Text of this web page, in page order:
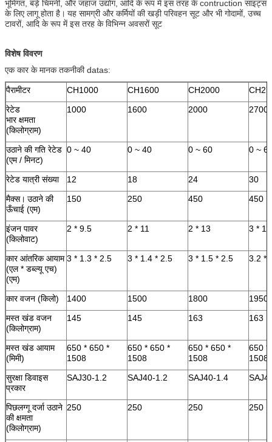
भूमिगत, बड़े चिमनी, और जहाज उद्योग, आदि के रूप में इस तरह के contruction साइट्स
के लिए लागू होता है। यह सामग्री और कर्मियों की खड़ी परिवहन सूट और भी गोदामों, उच्च
टावरों, आदि के रूप में इस तरह के विभिन्न अवसरों सूट
विशेष विवरण
एक कार के मानक तकनीकी datas:
पैरामीटर CH1000 CH1600 CH2000
रेटेड
भार क्षमता
(किलोग्राम)
1000 1600 2000 2700
उठाने की गति रेटेड
(एम / मिनट)
0 ~ 40 0 ~ 40 0 ~ 60 0 ~
रेटेड यात्री संख्या 12 18 24
30
मैक्स। उठाने की
ऊँचाई (एम)
150 250 450 450
इंजन पावर
(किलोवाट)
2 * 9.5 2 * 11 2 * 13 3 *
कार आंतरिक आयाम
(एल * डब्ल्यू एच)
(एम)
3 * 1.3 * 2.5 3 * 1.4 * 2.5 3 * 1.5 * 2.5 3.2 *
कार वजन (किलो) 1400 1500 1800
1950
मस्त खंड वजन
(किलोग्राम)
145 145 163 163
मस्त खंड आयाम
(मिमी)
650 * 650 *
1508
650 * 650 *
1508
650 * 650 *
1508
650 *
1508
सुरक्षा डिवाइस
प्रकार
SAJ30-1.2 SAJ40-1.2 SAJ40-1.4
पिछलग्गू दर्जा उठाने
की क्षमता
(किलोग्राम)
250 250 250 250